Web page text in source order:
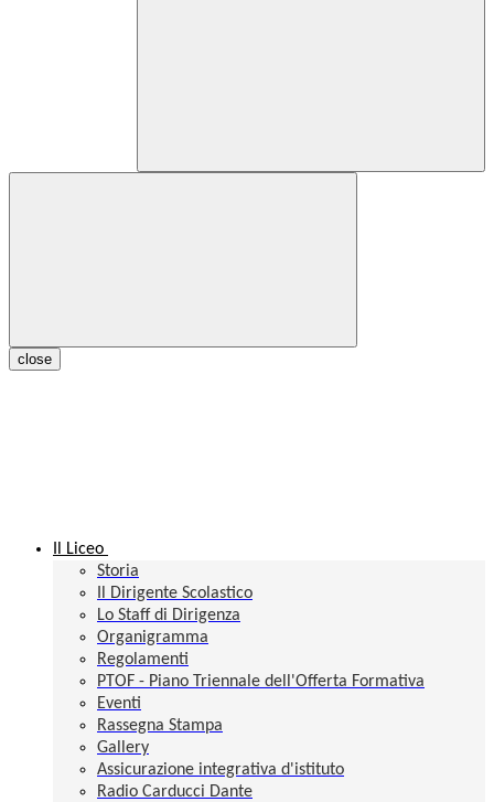
close
Il Liceo
Storia
Il Dirigente Scolastico
Lo Staff di Dirigenza
Organigramma
Regolamenti
PTOF - Piano Triennale dell'Offerta Formativa
Eventi
Rassegna Stampa
Gallery
Assicurazione integrativa d'istituto
Radio Carducci Dante